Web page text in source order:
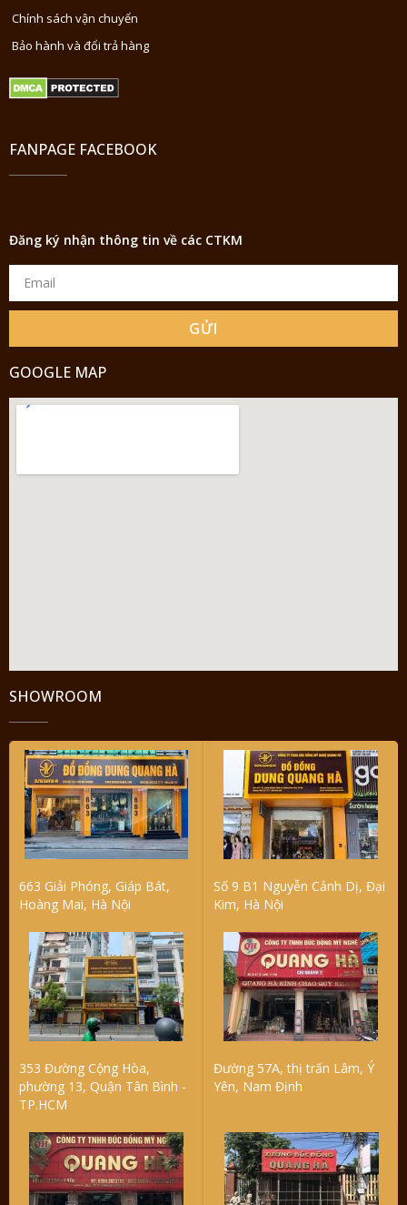
Chính sách vận chuyển
Bảo hành và đổi trả hàng
FANPAGE FACEBOOK
Đăng ký nhận thông tin về các CTKM
GỬI
GOOGLE MAP
SHOWROOM
663 Giải Phóng, Giáp Bát,
Hoàng Mai, Hà Nội
Số 9 B1 Nguyễn Cảnh Dị, Đại
Kim, Hà Nội
353 Đường Cộng Hòa,
phường 13, Quận Tân Bình -
TP.HCM
Đường 57A, thị trấn Lâm, Ý
Yên, Nam Định